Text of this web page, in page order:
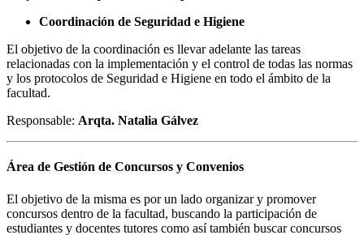
Coordinación de Seguridad e Higiene
El objetivo de la coordinación es llevar adelante las tareas
relacionadas con la implementación y el control de todas las normas
y los protocolos de Seguridad e Higiene en todo el ámbito de la
facultad.
Responsable: Arqta. Natalia Gálvez
Área de Gestión de Concursos y Convenios
El objetivo de la misma es por un lado organizar y promover
concursos dentro de la facultad, buscando la participación de
estudiantes y docentes tutores como así también buscar concursos